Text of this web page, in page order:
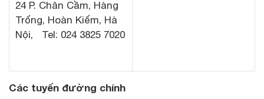
24 P. Chân Cầm, Hàng
Trống, Hoàn Kiếm, Hà
Nội, Tel: 024 3825 7020
Các tuyến đường chính